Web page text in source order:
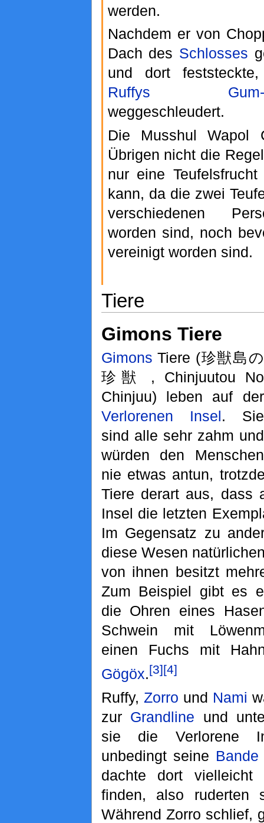
werden.
Nachdem er von
Dach des Schlosses
und dort
Ruffys
weggeschleudert.
Die Musshul Wapol
Übrigen nicht die
nur eine
kann, da die zwei
verschiedenen
worden sind, noch
vereinigt worden sind.
Tiere
Gimons Tiere
Gimons Tiere (珍獣島の
珍獣 , Chinjuutou No
Chinjuu) leben auf der
Verlorenen Insel. Sie
sind alle sehr zahm und
würden den Menschen
nie etwas antun,
Tiere derart aus, dass
Insel die letzten
Im Gegensatz zu
diese Wesen
von ihnen besitzt
Zum Beispiel gibt es
die Ohren eines
Schwein mit
einen Fuchs mit
Gögöx.[3][4]
Ruffy, Zorro und Nami
zur Grandline und
sie die Verlorene
unbedingt seine Bande
dachte dort vielleicht
finden, also ruderten
Während Zorro schlief,